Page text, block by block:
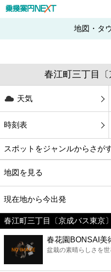
地図・タ
春江町三丁目〔
天気
時刻表
スポットをジャンルからさが
グルメ
映画
美容
コンビニ
地図を見る
現在地から今出発
春江町三丁目〔京成バス東京
春花園BONSAI美
盆栽の素晴らしさを